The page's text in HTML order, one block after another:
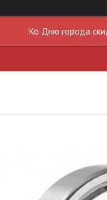
Ко Дню города